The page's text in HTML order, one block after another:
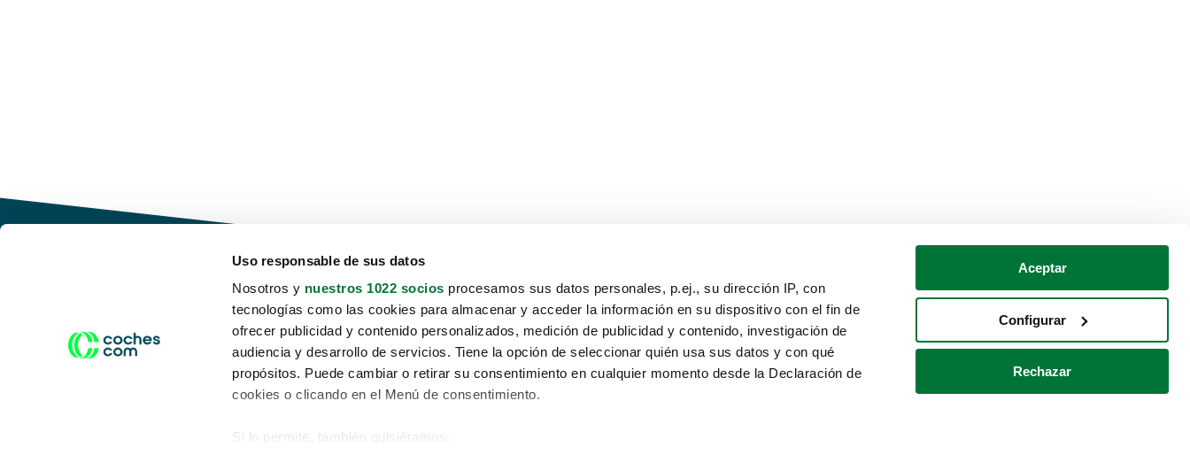
Uso responsable de sus datos
Nosotros y nuestros 1022 socios procesamos sus datos personales, p.ej., su dirección IP, con
tecnologías como las cookies para almacenar y acceder la información en su dispositivo con el fin de
ofrecer publicidad y contenido personalizados, medición de publicidad y contenido, investigación de
audiencia y desarrollo de servicios. Tiene la opción de seleccionar quién usa sus datos y con qué
propósitos. Puede cambiar o retirar su consentimiento en cualquier momento desde la Declaración de
cookies o clicando en el Menú de consentimiento.
Si lo permite, también quisiéramos:
Aceptar
Configurar
Rechazar
Conduce tu futuro,
desata tu movilidad